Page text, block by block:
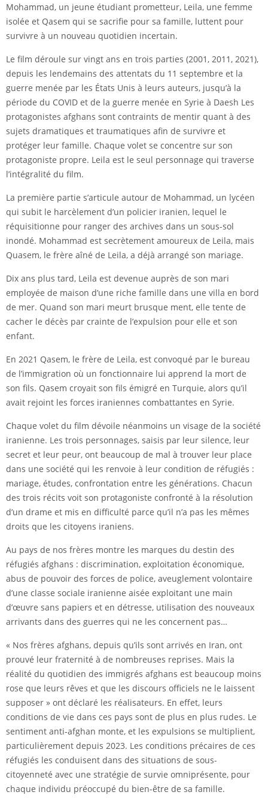
Mohammad, un jeune étudiant prometteur, Leila, une femme
isolée et Qasem qui se sacrifie pour sa famille, luttent pour
survivre à un nouveau quotidien incertain.
Le film déroule sur vingt ans en trois parties (2001, 2011, 2021),
depuis les lendemains des attentats du 11 septembre et la
guerre menée par les États Unis à leurs auteurs, jusqu’à la
période du COVID et de la guerre menée en Syrie à Daesh Les
protagonistes afghans sont contraints de mentir quant à des
sujets dramatiques et traumatiques afin de survivre et
protéger leur famille. Chaque volet se concentre sur son
protagoniste propre. Leila est le seul personnage qui traverse
l’intégralité du film.
La première partie s’articule autour de Mohammad, un lycéen
qui subit le harcèlement d’un policier iranien, lequel le
réquisitionne pour ranger des archives dans un sous-sol
inondé. Mohammad est secrètement amoureux de Leila, mais
Quasem, le frère aîné de Leila, a déjà arrangé son mariage.
Dix ans plus tard, Leila est devenue auprès de son mari
employée de maison d’une riche famille dans une villa en bord
de mer. Quand son mari meurt brusque ment, elle tente de
cacher le décès par crainte de l’expulsion pour elle et son
enfant.
En 2021 Qasem, le frère de Leila, est convoqué par le bureau
de l’immigration où un fonctionnaire lui apprend la mort de
son fils. Qasem croyait son fils émigré en Turquie, alors qu’il
avait rejoint les forces iraniennes combattantes en Syrie.
Chaque volet du film dévoile néanmoins un visage de la société
iranienne. Les trois personnages, saisis par leur silence, leur
secret et leur peur, ont beaucoup de mal à trouver leur place
dans une société qui les renvoie à leur condition de réfugiés :
mariage, études, confrontation entre les générations. Chacun
des trois récits voit son protagoniste confronté à la résolution
d’un drame et mis en difficulté parce qu’il n’a pas les mêmes
droits que les citoyens iraniens.
Au pays de nos frères montre les marques du destin des
réfugiés afghans : discrimination, exploitation économique,
abus de pouvoir des forces de police, aveuglement volontaire
d’une classe sociale iranienne aisée exploitant une main
d’œuvre sans papiers et en détresse, utilisation des nouveaux
arrivants dans des guerres qui ne les concernent pas…
« Nos frères afghans, depuis qu’ils sont arrivés en Iran, ont
prouvé leur fraternité à de nombreuses reprises. Mais la
réalité du quotidien des immigrés afghans est beaucoup moins
rose que leurs rêves et que les discours officiels ne le laissent
supposer » ont déclaré les réalisateurs. En effet, leurs
conditions de vie dans ces pays sont de plus en plus rudes. Le
sentiment anti-afghan monte, et les expulsions se multiplient,
particulièrement depuis 2023. Les conditions précaires de ces
réfugiés les conduisent dans des situations de sous-
citoyenneté avec une stratégie de survie omniprésente, pour
chaque individu préoccupé du bien-être de sa famille.